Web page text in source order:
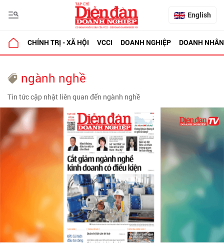
English
CHÍNH TRỊ - XÃ HỘI VCCI DOANH NGHIỆP DOANH NHÂN
ngành nghề
Tin tức cập nhật liên quan đến ngành nghề